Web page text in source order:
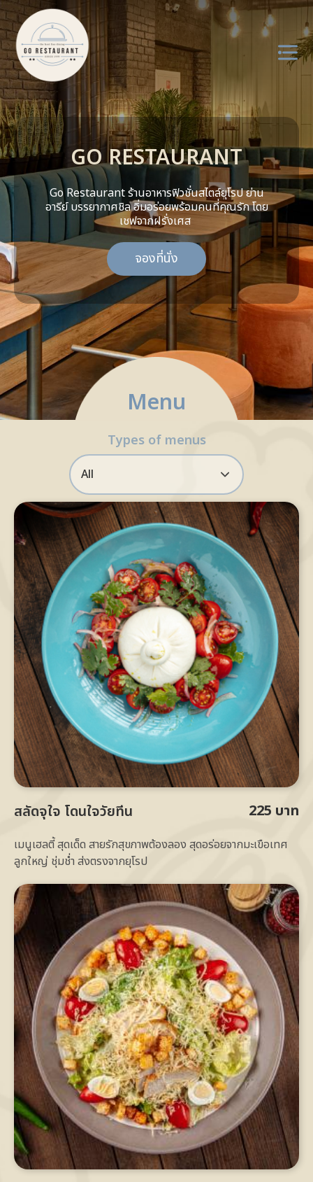
GO RESTAURANT
Go Restaurant ร้านอาหารฟิวชั่นสไตล์ยุโรป ย่าน
อารีย์ บรรยากาศชิล อิ่มอร่อยพร้อมคนที่คุณรัก โดย
เชฟจากฝรั่งเศส
จองที่นั่ง
Menu
Types of menus
All
สลัดจุใจ โดนใจวัยทีน 225 บาท
เมนูเฮลตี้ สุดเด็ด สายรักสุขภาพต้องลอง สุดอร่อยจากมะเขือเทศ
ลูกใหญ่ ชุ่มช่ำ ส่งตรงจากยุโรป
About us
Menu
Service
Review
Contact us
Reservation via LINE OA only